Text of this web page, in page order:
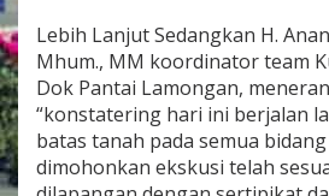
Lebih Lanjut Sedangkan H.
Mhum., MM koordinator team
Dok Pantai Lamongan,
“konstatering hari ini berjalan
batas tanah pada semua
dimohonkan ekskusi telah